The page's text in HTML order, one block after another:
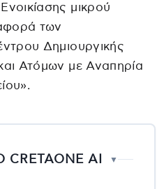
μικρού
των
Δημιουργικής
Ατόμων με Αναπηρία
AI ▼